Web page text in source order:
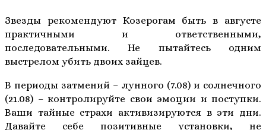
Звезды рекомендуют Козерогам быть в августе
практичными и ответственными,
последовательными. Не пытайтесь одним
выстрелом убить двоих зайцев.
В периоды затмений – лунного (7.08) и солнечного
(21.08) – контролируйте свои эмоции и поступки.
Ваши тайные страхи активизируются в эти дни.
Давайте себе позитивные установки, не